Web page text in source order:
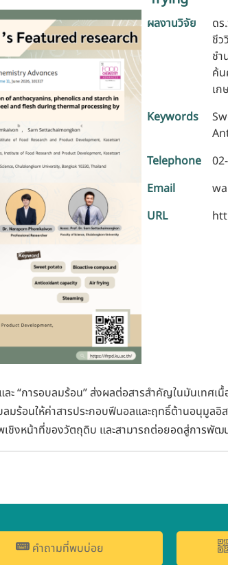
ผลงานวิจัย
ด
ชีว
ชำ
ค้
เก
Keywords
Telephone
Email
URL
ละ “การอบลมร้อน” ส่งผลต่อสารสำคัญในมันเทศเ
มร้อนให้ค่าสารประกอบฟีนอลและฤทธิ์ต้านอนุมูลอิ
งหน้าที่ของวัตถุดิบ และสามารถต่อยอดสู่การพัฒ
คำถามที่พบบ่อย